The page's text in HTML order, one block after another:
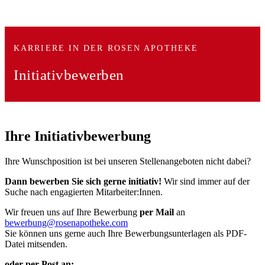
KARRIERE IN DER ROSEN APOTHEKE
Initiativbewerben
Ihre Initiativbewerbung
Ihre Wunschposition ist bei unseren Stellenangeboten nicht dabei?
Dann bewerben Sie sich gerne initiativ! Wir sind immer auf der
Suche nach engagierten Mitarbeiter:Innen.
Wir freuen uns auf Ihre Bewerbung per Mail an
bewerbung@rosenapotheke.com
Sie können uns gerne auch Ihre Bewerbungsunterlagen als PDF-
Datei mitsenden.